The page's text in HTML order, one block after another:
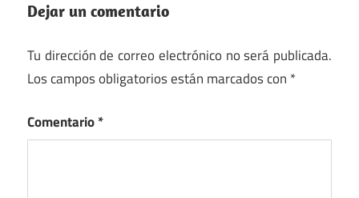
Dejar un comentario
Tu dirección de correo electrónico no será publicada.
Los campos obligatorios están marcados con *
Comentario*